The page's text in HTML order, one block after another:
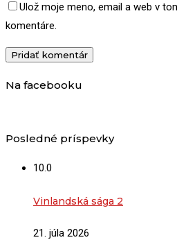
Ulož moje meno, email a web v
komentáre.
Na facebooku
Posledné príspevky
10.0
Vinlandská sága 2
21. júla 2026